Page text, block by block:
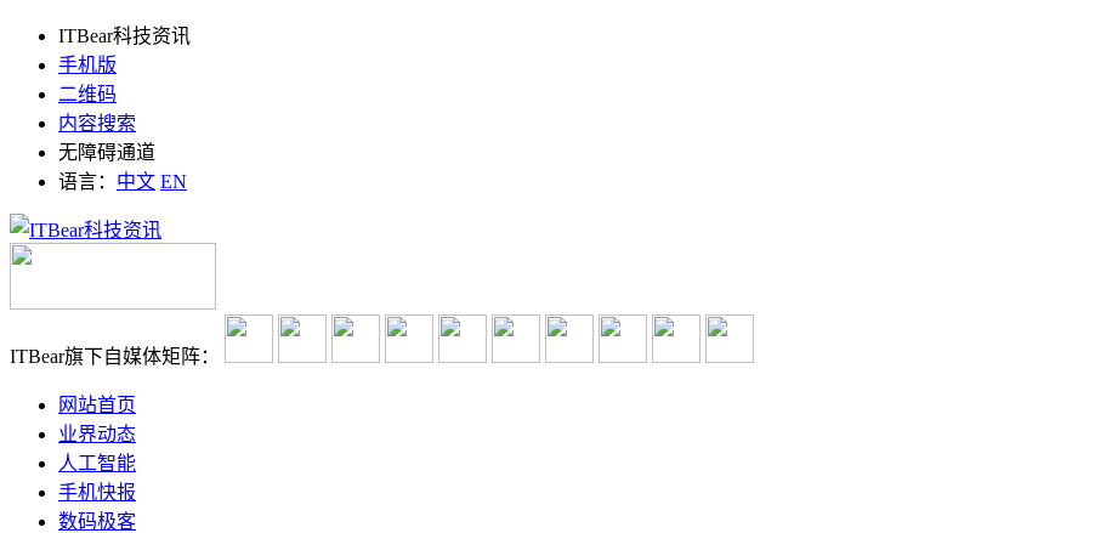
ITBear科技资讯
手机版
二维码
内容搜索
无障碍通道
语言： 中文 EN
ITBear旗下自媒体矩阵：
网站首页
业界动态
人工智能
手机快报
数码极客